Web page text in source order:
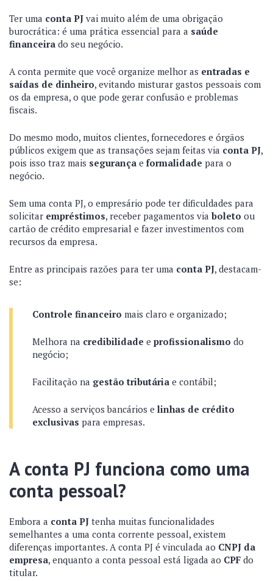
Ter uma conta PJ vai muito além de uma obrigação
burocrática: é uma prática essencial para a saúde
financeira do seu negócio.
A conta permite que você organize melhor as entradas e
saídas de dinheiro, evitando misturar gastos pessoais com
os da empresa, o que pode gerar confusão e problemas
fiscais.
Do mesmo modo, muitos clientes, fornecedores e órgãos
públicos exigem que as transações sejam feitas via conta PJ,
pois isso traz mais segurança e formalidade para o
negócio.
Sem uma conta PJ, o empresário pode ter dificuldades para
solicitar empréstimos, receber pagamentos via boleto ou
cartão de crédito empresarial e fazer investimentos com
recursos da empresa.
Entre as principais razões para ter uma conta PJ, destacam-
se:
Controle financeiro mais claro e organizado;
Melhora na credibilidade e profissionalismo do
negócio;
Facilitação na gestão tributária e contábil;
Acesso a serviços bancários e linhas de crédito
exclusivas para empresas.
A conta PJ funciona como uma
conta pessoal?
Embora a conta PJ tenha muitas funcionalidades
semelhantes a uma conta corrente pessoal, existem
diferenças importantes. A conta PJ é vinculada ao CNPJ da
empresa, enquanto a conta pessoal está ligada ao CPF do
titular.